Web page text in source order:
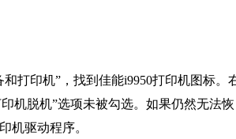
打印机”，找到佳能i9950打印机图标。
机脱机”选项未被勾选。如果仍然无法恢
机驱动程序。